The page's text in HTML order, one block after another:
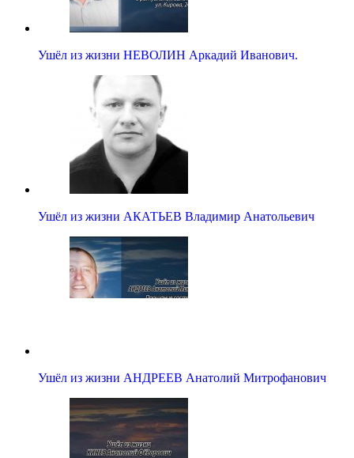
Ушёл из жизни НЕВОЛИН Аркадий Иванович.
Ушёл из жизни АКАТЬЕВ Владимир Анатольевич
Ушёл из жизни АНДРЕЕВ Анатолий Митрофанович